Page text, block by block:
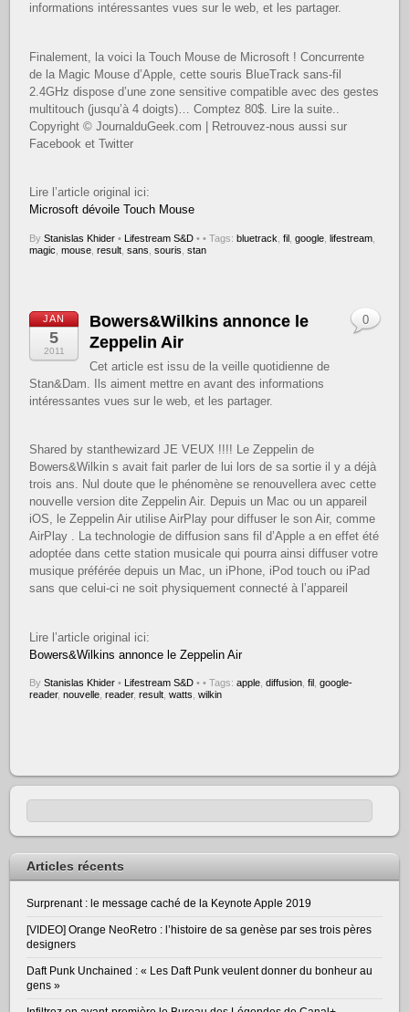
informations intéressantes vues sur le web, et les partager.
Finalement, la voici la Touch Mouse de Microsoft ! Concurrente
de la Magic Mouse d’Apple, cette souris BlueTrack sans-fil
2.4GHz dispose d’une zone sensitive compatible avec des gestes
multitouch (jusqu’à 4 doigts)… Comptez 80$. Lire la suite..
Copyright © JournalduGeek.com | Retrouvez-nous aussi sur
Facebook et Twitter
Lire l’article original ici:
Microsoft dévoile Touch Mouse
ByStanislas Khider • Lifestream S&D • • Tags:bluetrack ,fil ,google ,lifestream
magic ,mouse ,result ,sans ,souris ,stan
JAN
5
2011
Bowers&Wilkins annonce le
Zeppelin Air
Cet article est issu de la veille quotidienne de
Stan&Dam. Ils aiment mettre en avant des informations
intéressantes vues sur le web, et les partager.
Shared by stanthewizard JE VEUX !!!! Le Zeppelin de
Bowers&Wilkin s avait fait parler de lui lors de sa sortie il y a déjà
trois ans. Nul doute que le phénomène se renouvellera avec cette
nouvelle version dite Zeppelin Air. Depuis un Mac ou un appareil
iOS, le Zeppelin Air utilise AirPlay pour diffuser le son Air, comme
AirPlay . La technologie de diffusion sans fil d’Apple a en effet été
adoptée dans cette station musicale qui pourra ainsi diffuser votre
musique préférée depuis un Mac, un iPhone, iPod touch ou iPad
sans que celui-ci ne soit physiquement connecté à l’appareil
Lire l’article original ici:
Bowers&Wilkins annonce le Zeppelin Air
ByStanislas Khider • Lifestream S&D •
0
• Tags:apple,diffusion,fil ,google-
reader,nouvelle,reader,result,watts,wilkin
Articles récents
Surprenant : le message caché de la Keynote Apple 2019
[VIDEO] Orange NeoRetro : l’histoire de sa genèse par ses trois pères
designers
Daft Punk Unchained : « Les Daft Punk veulent donner du bonheur au
gens »